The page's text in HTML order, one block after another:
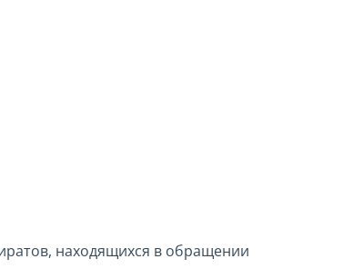
находящихся в обращении